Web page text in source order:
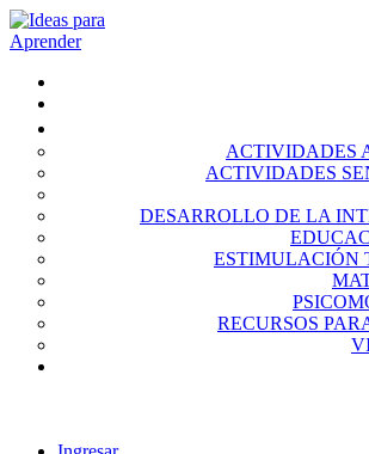
ACTIVIDADES
ACTIVIDADES
DESARROLLO DE LA
ESTIMULACIÓN
RECURSOS